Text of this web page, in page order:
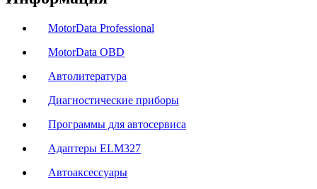
MotorData Professional
MotorData OBD
Автолитература
Диагностические приборы
Программы для автосервиса
Адаптеры ELM327
Автоаксессуары